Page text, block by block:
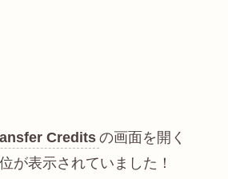
Credits の画面を開く
が表示されていました！